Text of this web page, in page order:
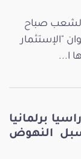
الشعب صباح
ندوة تحت عنوان "الإستثمار
ا...
برلمانيا
النهوض